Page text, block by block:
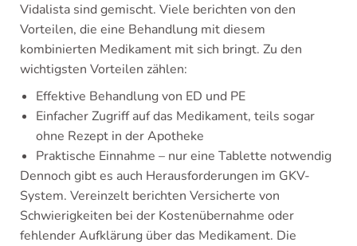
Vidalista sind gemischt. Viele berichten von den
Vorteilen, die eine Behandlung mit diesem
kombinierten Medikament mit sich bringt. Zu den
wichtigsten Vorteilen zählen:
Effektive Behandlung von ED und PE
Einfacher Zugriff auf das Medikament, teils sogar
ohne Rezept in der Apotheke
Praktische Einnahme – nur eine Tablette notwendig
Dennoch gibt es auch Herausforderungen im GKV-
System. Vereinzelt berichten Versicherte von
Schwierigkeiten bei der Kostenübernahme oder
fehlender Aufklärung über das Medikament. Die